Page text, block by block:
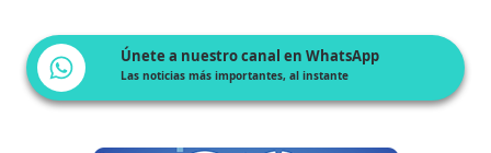
Únete a nuestro canal en WhatsApp
Las noticias más importantes, al instante